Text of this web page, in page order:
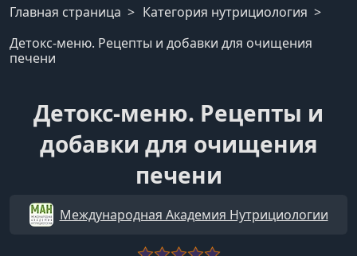
Главная страница
Категория нутрициология
Детокс-меню. Рецепты и добавки для очищения
печени
Детокс-меню. Рецепты и
добавки для очищения
печени
Международная Академия Нутрициологии